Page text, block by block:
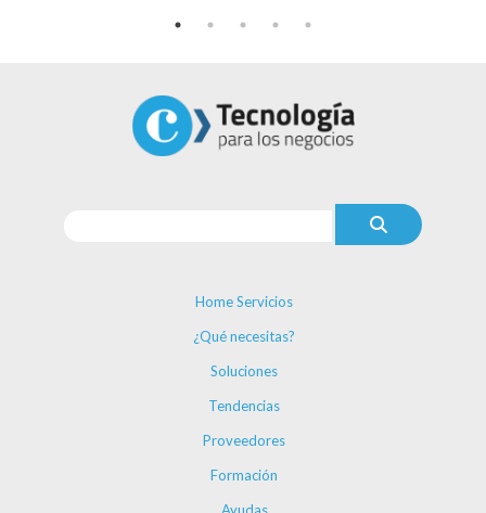
Home Servicios
¿Qué necesitas?
Soluciones
Tendencias
Proveedores
Formación